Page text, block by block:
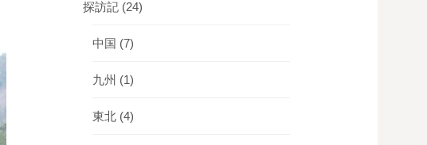
探訪記 (24)
中国 (7)
九州 (1)
東北 (4)